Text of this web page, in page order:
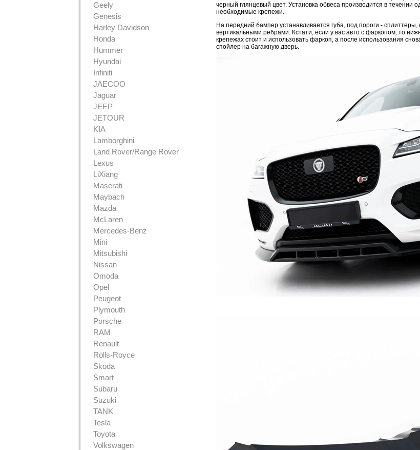
Geely
Genesis
Harley Davidson
Honda
Hummer
Hyundai
Infiniti
JAECOO
Jaguar
JEEP
JETOUR
KIA
Lamborghini
Land Rover/Range Rover
Lexus
LiXiang
Maserati
Maybach
Mazda
McLaren
Mercedes-Benz
Mini
Mitsubishi
Nissan
Omoda
Opel
Peugeot
Plymouth
Porsche
RAM
Renault
Rolls-Royce
Skoda
Smart
Subaru
Suzuki
TANK
Tesla
Toyota
Volkswagen
черный глянцевый цвет. Установка обвеса производится в течении
необходимые крепежи.
На передний бампер устанавливается губа, под пороги -
вертикальными ребрами. Кстати, если у вас авто с фаркопом, то
крепежах стоит и использовать фаркоп, а после использования
спойлер на багажную дверь.